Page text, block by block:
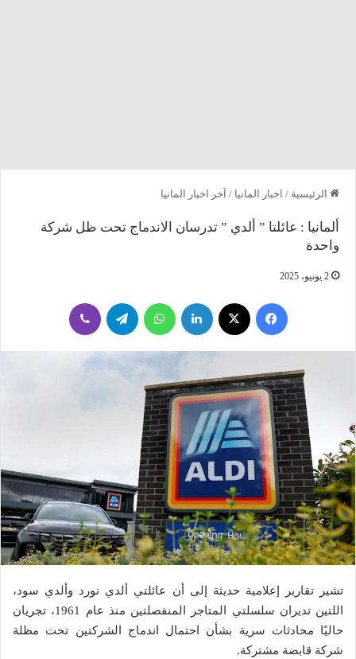
الرئيسية / اخبار المانيا / آخر اخبار المانيا
ألمانيا : عائلتا ” ألدي ” تدرسان الاندماج تحت ظل شركة
واحدة
2 يونيو، 2025
فيسبوك لينكدإن واتساب تيلقرام
تشير تقارير إعلامية حديثة إلى أن عائلتي ألدي نورد وألدي سود،
اللتين تديران سلسلتي المتاجر المنفصلتين منذ عام 1961، تجريان
حاليًا محادثات سرية بشأن احتمال اندماج الشركتين تحت مظلة
شركة قابضة مشتركة.